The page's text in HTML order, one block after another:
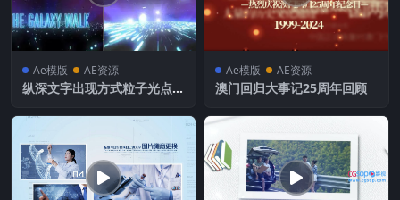
Ae模版 AE资源
纵深文字出现方式粒子光点标
Ae模版 AE资源
澳门回归大事记25周年回顾